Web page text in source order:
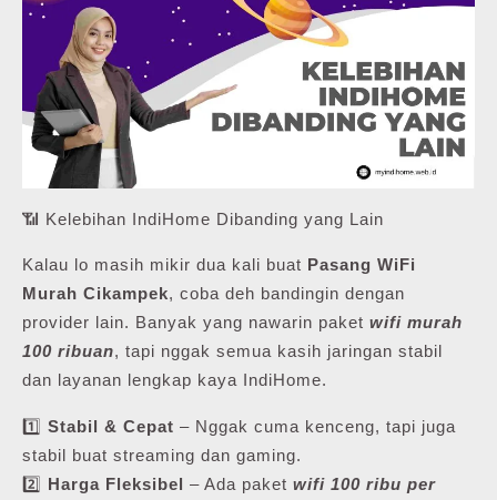
📶 Kelebihan IndiHome Dibanding yang Lain
Kalau lo masih mikir dua kali buat Pasang WiFi
Murah Cikampek, coba deh bandingin dengan
provider lain. Banyak yang nawarin paket wifi murah
100 ribuan, tapi nggak semua kasih jaringan stabil
dan layanan lengkap kaya IndiHome.
1️⃣ Stabil & Cepat – Nggak cuma kenceng, tapi juga
stabil buat streaming dan gaming.
2️⃣ Harga Fleksibel – Ada paket wifi 100 ribu per